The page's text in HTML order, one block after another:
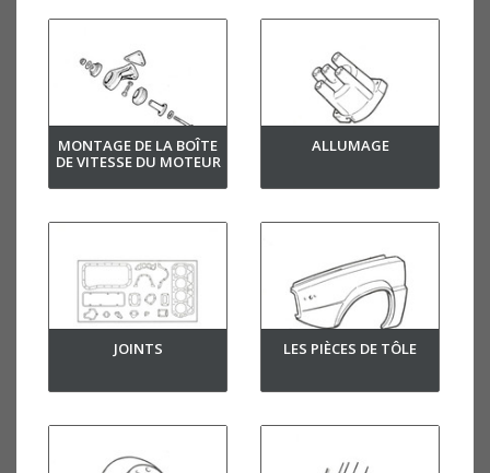
MONTAGE DE LA BOÎTE
DE VITESSE DU MOTEUR
ALLUMAGE
JOINTS LES PIÈCES DE TÔLE